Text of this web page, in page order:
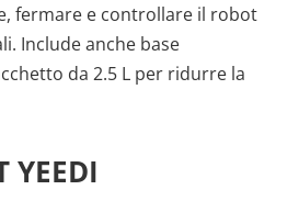
fermare e controllare il robot
Include anche base
da 2.5 L per ridurre la
YEEDI